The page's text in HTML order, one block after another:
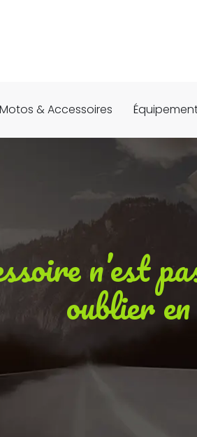
Motos & Accessoires
n’est
oublier